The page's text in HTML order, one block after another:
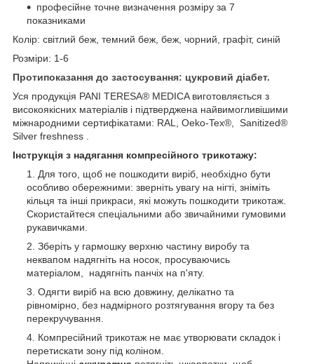
професійне точне визначення розміру за 7
показниками
Колір: світлий беж, темний беж, беж, чорний, графіт, синій
Розміри: 1-6
Протипоказання до застосування: цукровий діабет.
Уся продукція PANI TERESA® MEDICA виготовляється з
високоякісних матеріалів і підтверджена найвимогливішими
міжнародними сертифікатами: RAL, Oeko-Tex®, Sanitized®
Silver freshness .
Інструкція з надягання компресійного трикотажу:
Для того, щоб не пошкодити виріб, необхідно бути
особливо обережними: зверніть увагу на нігті, зніміть
кільця та інші прикраси, які можуть пошкодити трикотаж.
Скористайтеся спеціальними або звичайними гумовими
рукавичками.
Зберіть у гармошку верхню частину виробу та
неквапом надягніть на носок, просуваючись
матеріалом, надягніть панчіх на п'яту.
Одягти виріб на всю довжину, делікатно та
рівномірно, без надмірного розтягування вгору та без
перекручування.
Компресійний трикотаж не має утворювати складок і
перетискати зону під коліном.